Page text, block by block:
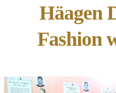
Häagen
Fashion